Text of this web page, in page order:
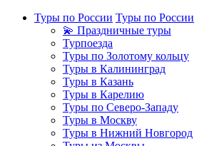
Туры по России Туры по России
💫 Праздничные туры
Турпоезда
Туры по Золотому кольцу
Туры в Калининград
Туры в Казань
Туры в Карелию
Туры по Северо-Западу
Туры в Москву
Туры в Нижний Новгород